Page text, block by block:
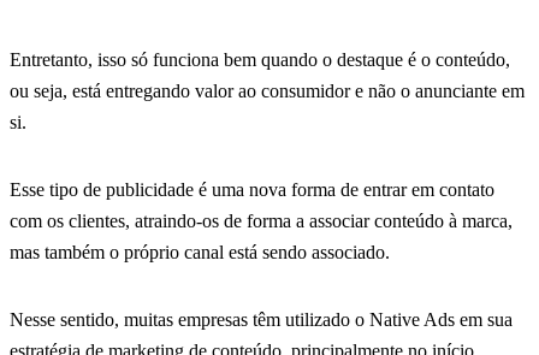
Entretanto, isso só funciona bem quando o destaque é o conteúdo,
ou seja, está entregando valor ao consumidor e não o anunciante em
si.
Esse tipo de publicidade é uma nova forma de entrar em contato
com os clientes, atraindo-os de forma a associar conteúdo à marca,
mas também o próprio canal está sendo associado.
Nesse sentido, muitas empresas têm utilizado o Native Ads em sua
estratégia de marketing de conteúdo, principalmente no início.